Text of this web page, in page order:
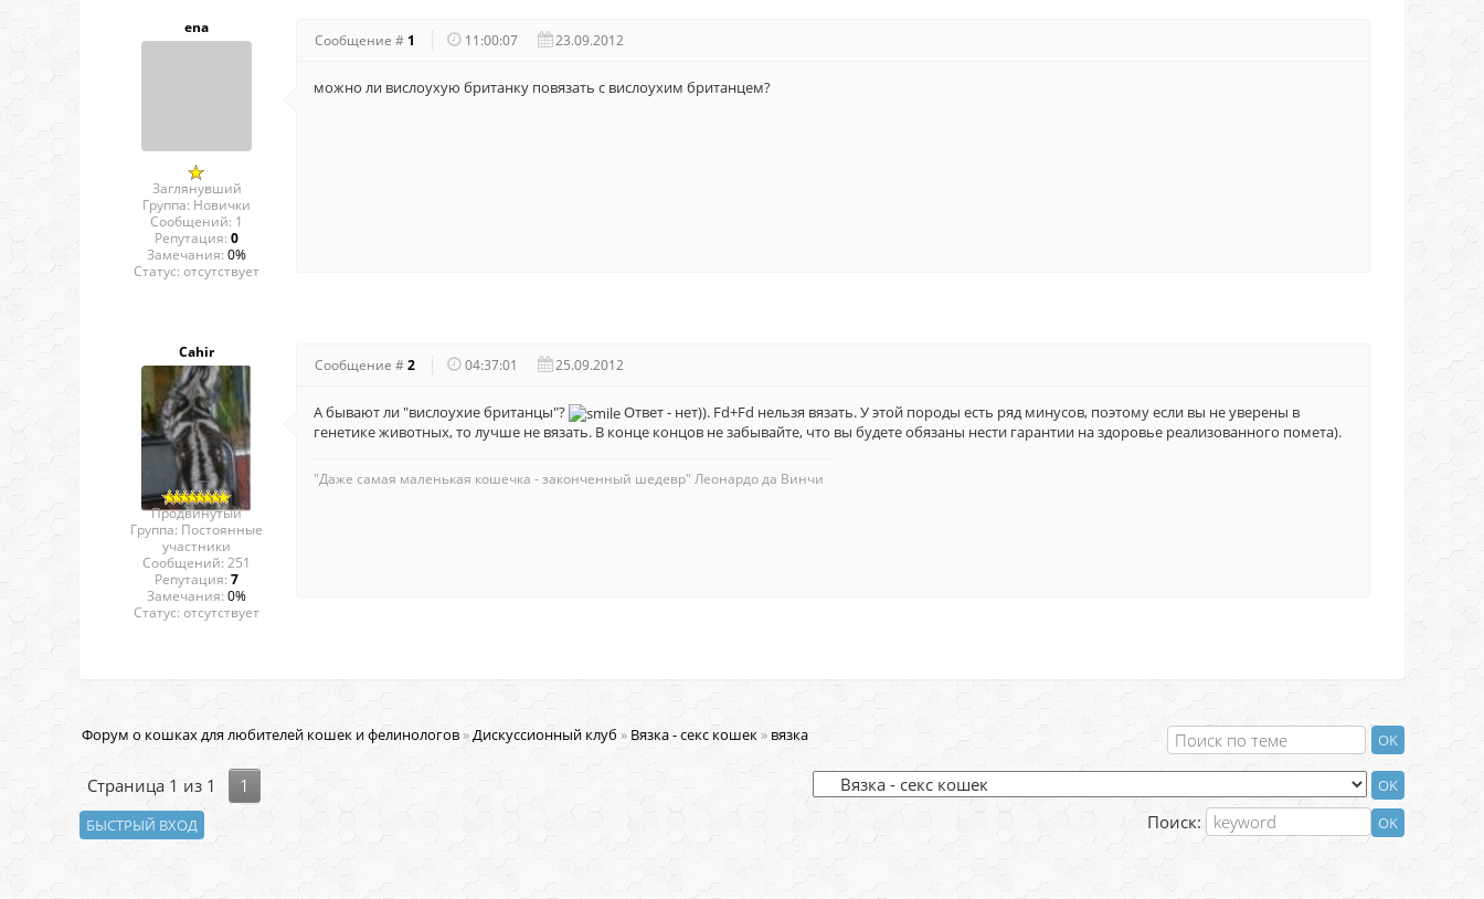
ena
Заглянувший
Группа: Новички
Сообщений: 1
Репутация: 0
Замечания: 0%
Статус: отсутствует
Сообщение # 1 11:00:07 23.09.2012
можно ли вислоухую британку повязать с вислоухим британцем?
Cahir
Продвинутый
Группа: Постоянные
участники
Сообщений: 251
Репутация: 7
Замечания: 0%
Статус: отсутствует
Сообщение #2 04:37:01 25.09.2012
А бывают ли "вислоухие британцы"?
Ответ - нет)). Fd+Fd нельзя вязать. У этой породы есть ряд минусов, поэтому если вы не уверены в
генетике животных, то лучше не вязать. В конце концов не забывайте, что вы будете обязаны нести гарантии на здоровье реализованного помета).
"Даже самая маленькая кошечка - законченный шедевр" Леонардо да Винчи
Форум о кошках для любителей кошек и фелинологов »Дискуссионный клуб » Вязка - секс кошек » вязка
Страница 1 из 1
1
Поиск: